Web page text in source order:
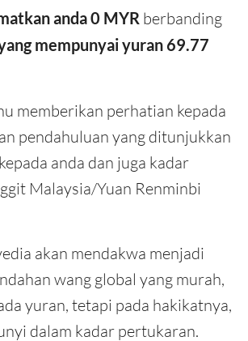
anda 0 MYR berbanding
mempunyai yuran 69.77
memberikan perhatian kepada
pendahuluan yang ditunjukkan
anda dan juga kadar
Malaysia/Yuan Renminbi
akan mendakwa menjadi
wang global yang murah,
yuran, tetapi pada hakikatnya,
dalam kadar pertukaran.